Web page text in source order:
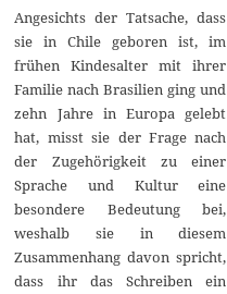
Angesichts der Tatsache, dass
sie in Chile geboren ist, im
frühen Kindesalter mit ihrer
Familie nach Brasilien ging und
zehn Jahre in Europa gelebt
hat, misst sie der Frage nach
der Zugehörigkeit zu einer
Sprache und Kultur eine
besondere Bedeutung bei,
weshalb sie in diesem
Zusammenhang davon spricht,
dass ihr das Schreiben ein